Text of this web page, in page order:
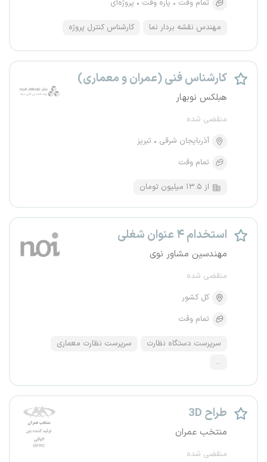
تمام وقت
پاره وقت پروژه‌ای
مهندس نقشه بردار نما کارشناس کنترل پروژه
کارشناس فنی (عمران و معماری)
هبلکس نوبهار
منقضی شده
آذربایجان شرقی
تبریز
تمام وقت
از ۱۳.۵ میلیون تومان
استخدام ۴ عنوان شغلی
مهندسین مشاور نوی
منقضی شده
کل کشور
تمام وقت
سرپرست دستگاه نظارت
سرپرست نظارت معماری
...
طراح 3D
منتخب عمران
منقضی شده